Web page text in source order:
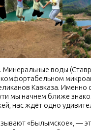
воды
Кавказа. Именно с
мы начнем ближе
нас ждёт одно
«Былымское», —
прогулявшись вдоль
и отдых после длинной
его